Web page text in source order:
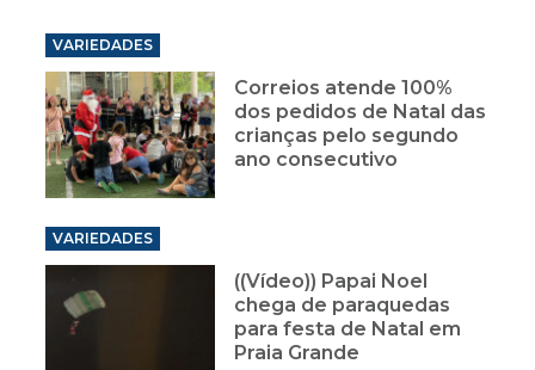
VARIEDADES
Correios atende 100%
dos pedidos de Natal das
crianças pelo segundo
ano consecutivo
VARIEDADES
((Vídeo)) Papai Noel
chega de paraquedas
para festa de Natal em
Praia Grande